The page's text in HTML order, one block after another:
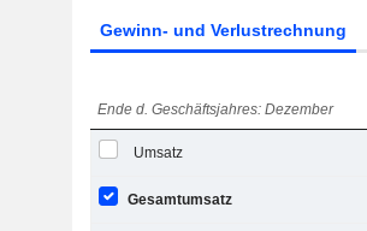
Gewinn- und Verlustrechnung
Ende d. Geschäftsjahres: Dezember
Umsatz
Gesamtumsatz